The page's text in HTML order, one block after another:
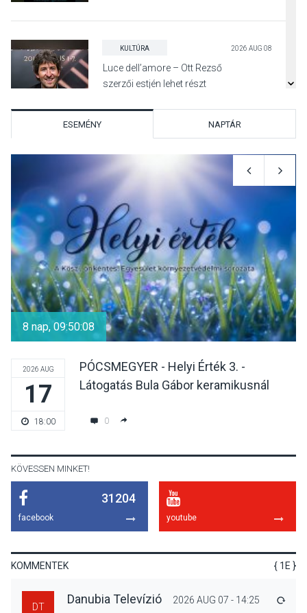
KULTÚRA 2026 AUG 08
Luce dell’amore – Ott Rezső
szerzői estjén lehet részt
Felhívás a gyermekek
fokozott védelmére a nyári
hőségben
KULTÚRA 2026 AUG 07
Reneszánsz dallamok
csendülnek fel a visegrádi
Királyi Palota
TERMÉSZETI KÖRNYEZET
ESEMÉNY NAPTÁR
8 nap, 09:50:07
2026 AUG
17
18:00
PÓCSMEGYER - Helyi Érték 3. -
Látogatás Bula Gábor keramikusnál
0
KÖVESSEN MINKET!
31204
facebook youtube
KOMMENTEK { 1E }
DT
Danubia Televízió 2026 AUG 07 - 14:25